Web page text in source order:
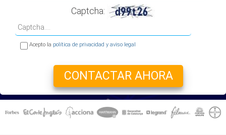
Captcha:
Acepto la política de privacidad y aviso legal